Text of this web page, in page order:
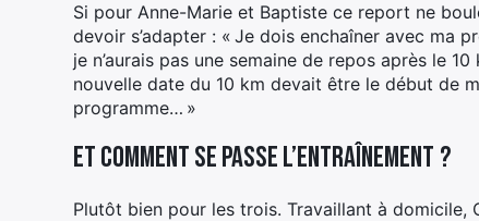
Si pour Anne-Marie et Baptiste ce report ne
devoir s’adapter : « Je dois enchaîner avec ma
je n’aurais pas une semaine de repos après le
nouvelle date du 10 km devait être le début de
programme… »
Et comment se passe l’entraînement ?
Plutôt bien pour les trois. Travaillant à domicile,